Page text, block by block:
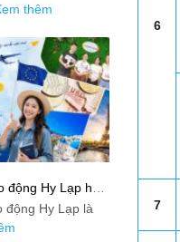
6
7
thêm
Hy Lạp hết
mới nhất
động Hy Lạp là